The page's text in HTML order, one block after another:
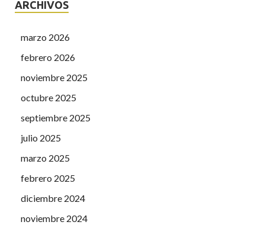
ARCHIVOS
marzo 2026
febrero 2026
noviembre 2025
octubre 2025
septiembre 2025
julio 2025
marzo 2025
febrero 2025
diciembre 2024
noviembre 2024